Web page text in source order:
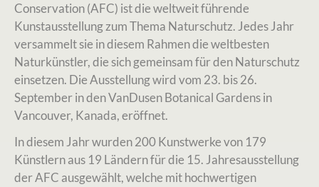
Conservation (AFC) ist die weltweit führende
Kunstausstellung zum Thema Naturschutz. Jedes Jahr
versammelt sie in diesem Rahmen die weltbesten
Naturkünstler, die sich gemeinsam für den Naturschutz
einsetzen. Die Ausstellung wird vom 23. bis 26.
September in den VanDusen Botanical Gardens in
Vancouver, Kanada, eröffnet.
In diesem Jahr wurden 200 Kunstwerke von 179
Künstlern aus 19 Ländern für die 15. Jahresausstellung
der AFC ausgewählt, welche mit hochwertigen